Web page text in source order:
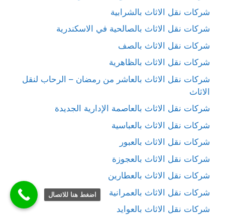
شركات نقل الاثاث بالشرابية
شركات نقل الاثاث بالصالحية في الاسكندرية
شركات نقل الاثاث بالصف
شركات نقل الاثاث بالظاهرية
شركات نقل الاثاث بالعاشر من رمضان – الرحاب لنقل
الاثاث
شركات نقل الاثاث بالعاصمة الإدارية الجديدة
شركات نقل الاثاث بالعباسية
شركات نقل الاثاث بالعبور
شركات نقل الاثاث بالعجوزة
شركات نقل الاثاث بالعطارين
شركات نقل الاثاث بالعمرانية
شركات نقل الاثاث بالعوايد
اضغط هنا للاتصال